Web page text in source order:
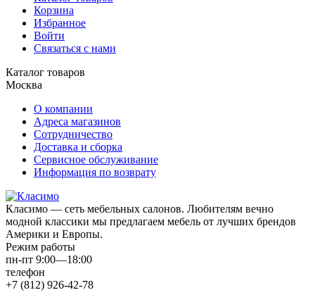
Корзина
Избранное
Войти
Связаться с нами
Каталог товаров
Москва
О компании
Адреса магазинов
Сотрудничество
Доставка и сборка
Сервисное обслуживание
Информация по возврату
Класимо — cеть мебельных салонов. Любителям вечно
модной классики мы предлагаем мебель от лучших брендов
Америки и Европы.
Режим работы
пн-пт 9:00—18:00
телефон
+7 (812) 926-42-78